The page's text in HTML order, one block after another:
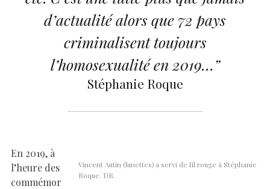
d’actualité alors que 72 pays
criminalisent toujours
l’homosexualité en 2019…”
Stéphanie Roque
Vincent Autin (lunettes) a servi de fil rouge à Stéphanie
Roque. DR.
En 2019, à
l’heure des
commémor